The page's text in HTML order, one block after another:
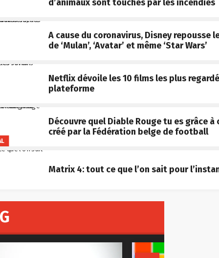
d’animaux sont touchés par les incendies
A cause du coronavirus, Disney repousse
de ‘Mulan’, ‘Avatar’ et même ‘Star Wars’
Netflix dévoile les 10 films les plus
plateforme
Découvre quel Diable Rouge tu es grâce à
créé par la Fédération belge de football
Matrix 4: tout ce que l’on sait pour